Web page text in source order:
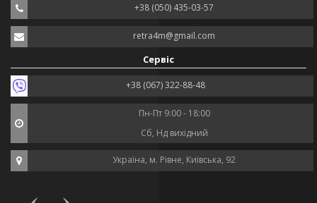
+38 (050) 435-03-57
retra4m@gmail.com
Сервіс
+38 (067) 322-88-48
Пн-Пт 9:00 - 18:00
Сб, Нд вихідний
Україна, м. Рівне, Київська, 92